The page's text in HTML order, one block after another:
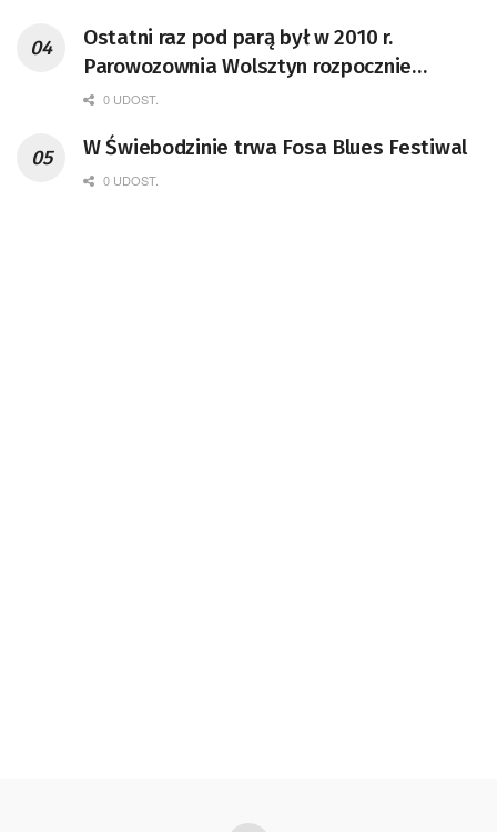
Ostatni raz pod parą był w 2010 r.
Parowozownia Wolsztyn rozpocznie
remont unikatowego Tr5-65
0 UDOST.
W Świebodzinie trwa Fosa Blues Festiwal
0 UDOST.